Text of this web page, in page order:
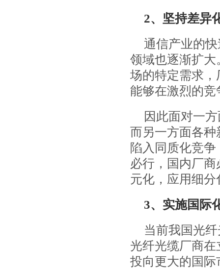
2、坚持差异
通信产业的
领域也逐渐扩
场的特定需求
能够在激烈的
因此面对一
而另一方面各
陷入同质化竞
必行，国内厂
元化，应用细
3、实施国际
当前我国光
光纤光缆厂商
投向更大的国